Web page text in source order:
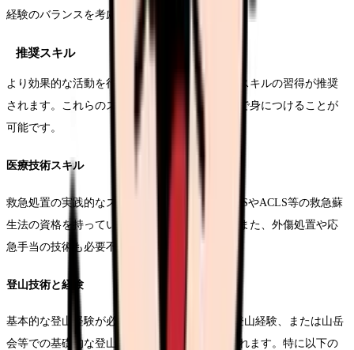
経験のバランスを考慮したものです。
推奨スキル
より効果的な活動を行うために、以下のようなスキルの習得が推奨
されます。これらのスキルは、事前研修や独学で身につけることが
可能です。
医療技術スキル
救急処置の実践的なスキルが重要です。特にBLSやACLS等の救急蘇
生法の資格を持っていることが推奨されます。また、外傷処置や応
急手当の技術も必要不可欠です。
登山技術と経験
基本的な登山経験が必要です。年間3回以上の登山経験、または山岳
会等での基礎的な登山技術講習の受講が推奨されます。特に以下の